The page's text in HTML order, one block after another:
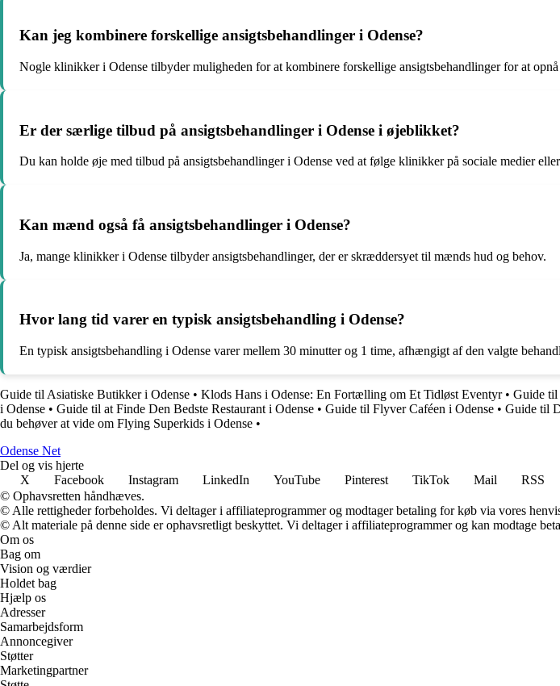
Kan jeg kombinere forskellige ansigtsbehandlinger i Odense?
Nogle klinikker i Odense tilbyder muligheden for at kombinere forskellige ansigtsbehandlinger for at
Er der særlige tilbud på ansigtsbehandlinger i Odense i øjeblikket?
Du kan holde øje med tilbud på ansigtsbehandlinger i Odense ved at følge klinikker på sociale medier
Kan mænd også få ansigtsbehandlinger i Odense?
Ja, mange klinikker i Odense tilbyder ansigtsbehandlinger, der er skræddersyet til mænds hud og behov.
Hvor lang tid varer en typisk ansigtsbehandling i Odense?
En typisk ansigtsbehandling i Odense varer mellem 30 minutter og 1 time, afhængigt af den valgte
Guide til Asiatiske Butikker i Odense • Klods Hans i Odense: En Fortælling om Et Tidløst Eventyr• Guide til
i Odense • Guide til at Finde Den Bedste Restaurant i Odense • Guide til Flyver Caféen i Odense • Guide til
du behøver at vide om Flying Superkids i Odense •
Odense Net
Del og vis hjerte
X
Facebook Instagram LinkedIn YouTube Pinterest TikTok Mail
RSS
© Ophavsretten håndhæves.
© Alle rettigheder forbeholdes. Vi deltager i affiliateprogrammer og modtager betaling for køb via vores
© Alt materiale på denne side er ophavsretligt beskyttet. Vi deltager i affiliateprogrammer og kan modtage
Om os
Bag om
Vision og værdier
Holdet bag
Hjælp os
Adresser
Samarbejdsform
Annoncegiver
Støtter
Marketingpartner